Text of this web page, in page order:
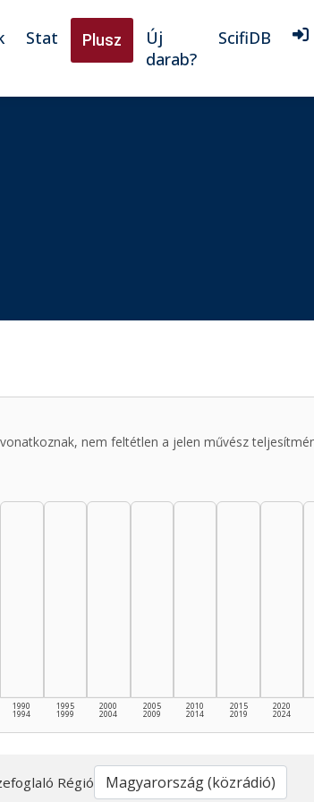
Stat Plusz
Új
darab?
ScifiDB
nem feltétlen a jelen művész
1990
1994
1995
1999
2000
2004
2005
2009
2010
2014
2015
2019
2020
2024
Régió